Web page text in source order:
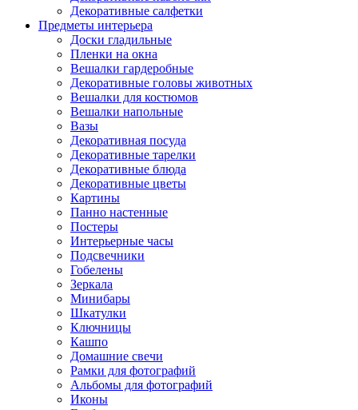
Декоративные салфетки
Предметы интерьера
Доски гладильные
Пленки на окна
Вешалки гардеробные
Декоративные головы животных
Вешалки для костюмов
Вешалки напольные
Вазы
Декоративная посуда
Декоративные тарелки
Декоративные блюда
Декоративные цветы
Картины
Панно настенные
Постеры
Интерьерные часы
Подсвечники
Гобелены
Зеркала
Минибары
Шкатулки
Ключницы
Кашпо
Домашние свечи
Рамки для фотографий
Альбомы для фотографий
Иконы